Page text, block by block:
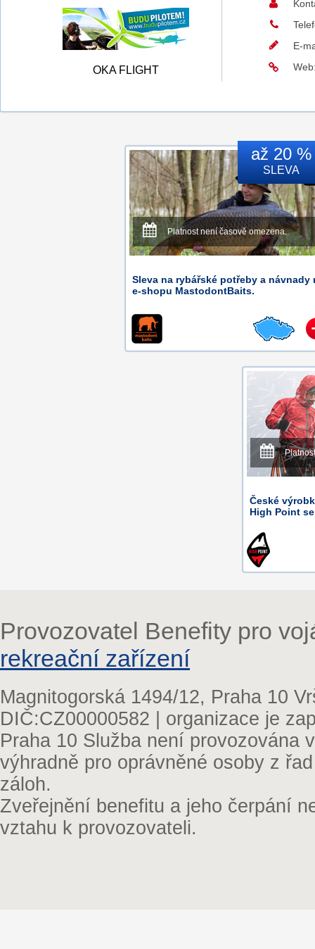
OKA FLIGHT
E-
až 20 %
SLEVA
Platnost není časově omezena.
Sleva na rybářské potřeby a návnady
e-shopu MastodontBaits.
České
High Point
Provozovatel Benefity pro
rekreační zařízení
Magnitogorská 1494/12, Praha 10
DIČ:CZ00000582 | organizace je
Praha 10 Služba není provozována
výhradně pro oprávněné osoby z
záloh.
Zveřejnění benefitu a jeho čerpání
vztahu k provozovateli.